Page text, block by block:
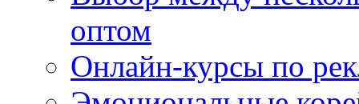
оптом
Онлайн-курсы по